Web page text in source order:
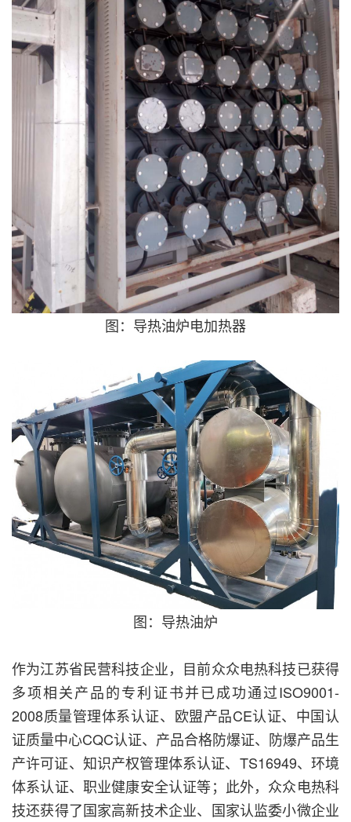
图：导热油炉电加热器
图：导热油炉
作为江苏省民营科技企业，目前众众电热科技已获得
多项相关产品的专利证书并已成功通过ISO9001-
2008质量管理体系认证、欧盟产品CE认证、中国认
证质量中心CQC认证、产品合格防爆证、防爆产品生
产许可证、知识产权管理体系认证、TS16949、环境
体系认证、职业健康安全认证等；此外，众众电热科
技还获得了国家高新技术企业、国家认监委小微企业